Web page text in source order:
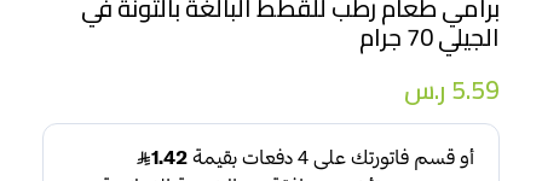
الجيلي 70 جرام
5.59ر.س